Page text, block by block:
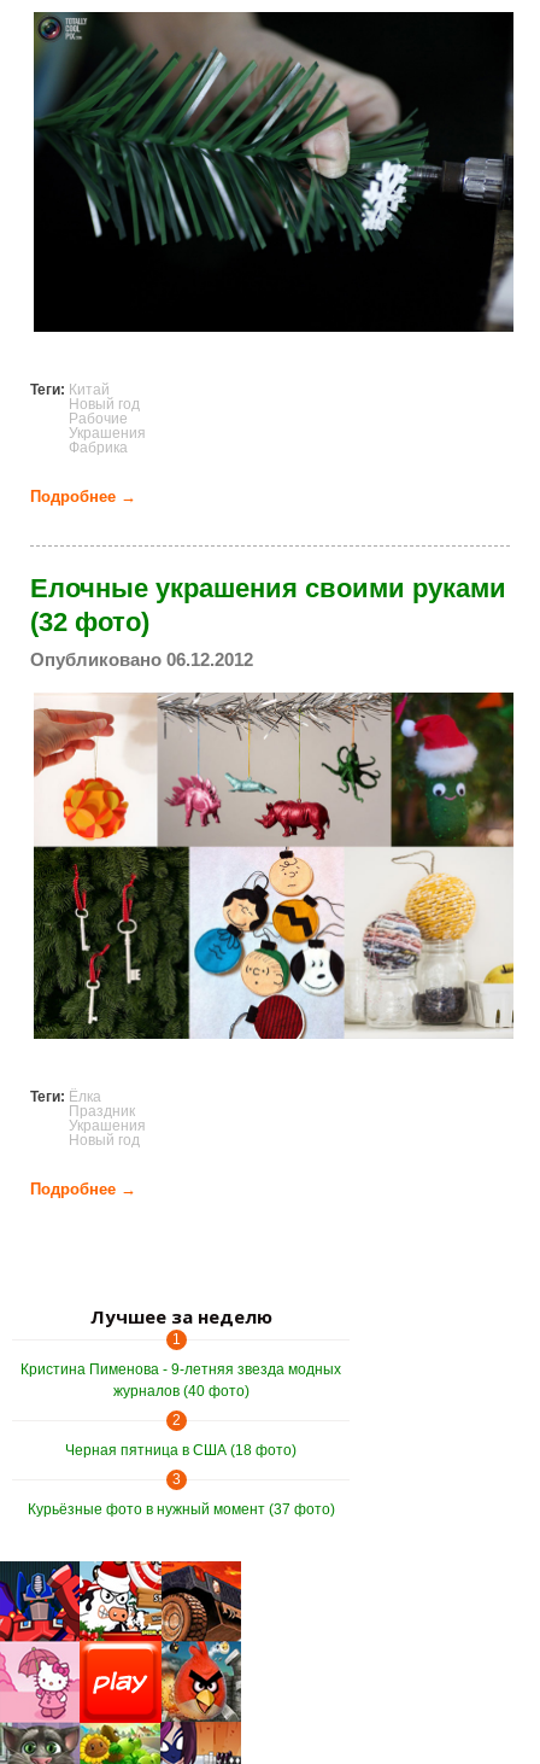
Теги: Китай
Новый год
Рабочие
Украшения
Фабрика
Подробнее →
Елочные украшения своими руками
(32 фото)
Опубликовано 06.12.2012
Теги: Ёлка
Праздник
Украшения
Новый год
Подробнее →
Лучшее за неделю
1
Кристина Пименова - 9-летняя звезда модных
журналов (40 фото)
2
Черная пятница в США (18 фото)
3
Курьёзные фото в нужный момент (37 фото)